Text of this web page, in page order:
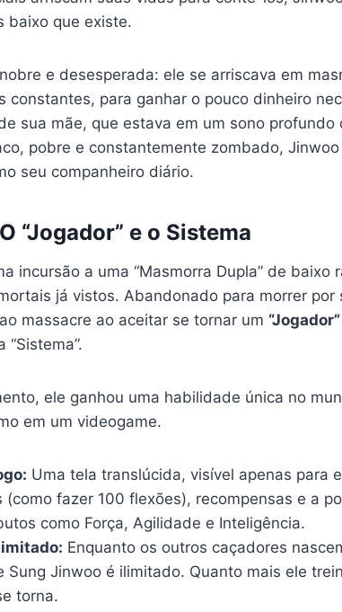
baixo que existe.
e desesperada: ele se arriscava em
constantes, para ganhar o pouco dinheiro
sua mãe, que estava em um sono profundo
pobre e constantemente zombado,
seu companheiro diário.
“Jogador” e o Sistema
incursão a uma “Masmorra Dupla” de baixo
já vistos. Abandonado para morrer por
massacre ao aceitar se tornar um “Jogador”
ele ganhou uma habilidade única no
em um videogame.
Uma tela translúcida, visível apenas para
(como fazer 100 flexões), recompensas e a
como Força, Agilidade e Inteligência.
Enquanto os outros caçadores
Sung Jinwoo é ilimitado. Quanto mais ele
torna.